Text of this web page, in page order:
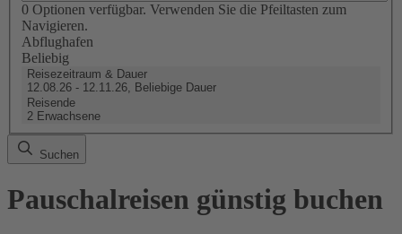
0 Optionen verfügbar. Verwenden Sie die Pfeiltasten zum
Navigieren.
Abflughafen
Beliebig
Reisezeitraum & Dauer
12.08.26 - 12.11.26, Beliebige Dauer
Reisende
2 Erwachsene
Suchen
Pauschalreisen günstig buchen